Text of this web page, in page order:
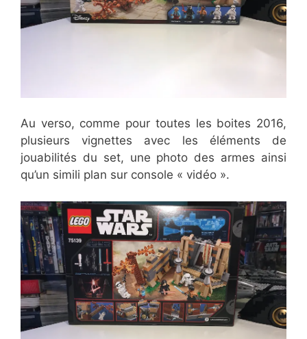
Au verso, comme pour toutes les boites 2016,
plusieurs vignettes avec les éléments de
jouabilités du set, une photo des armes ainsi
qu’un simili plan sur console « vidéo ».